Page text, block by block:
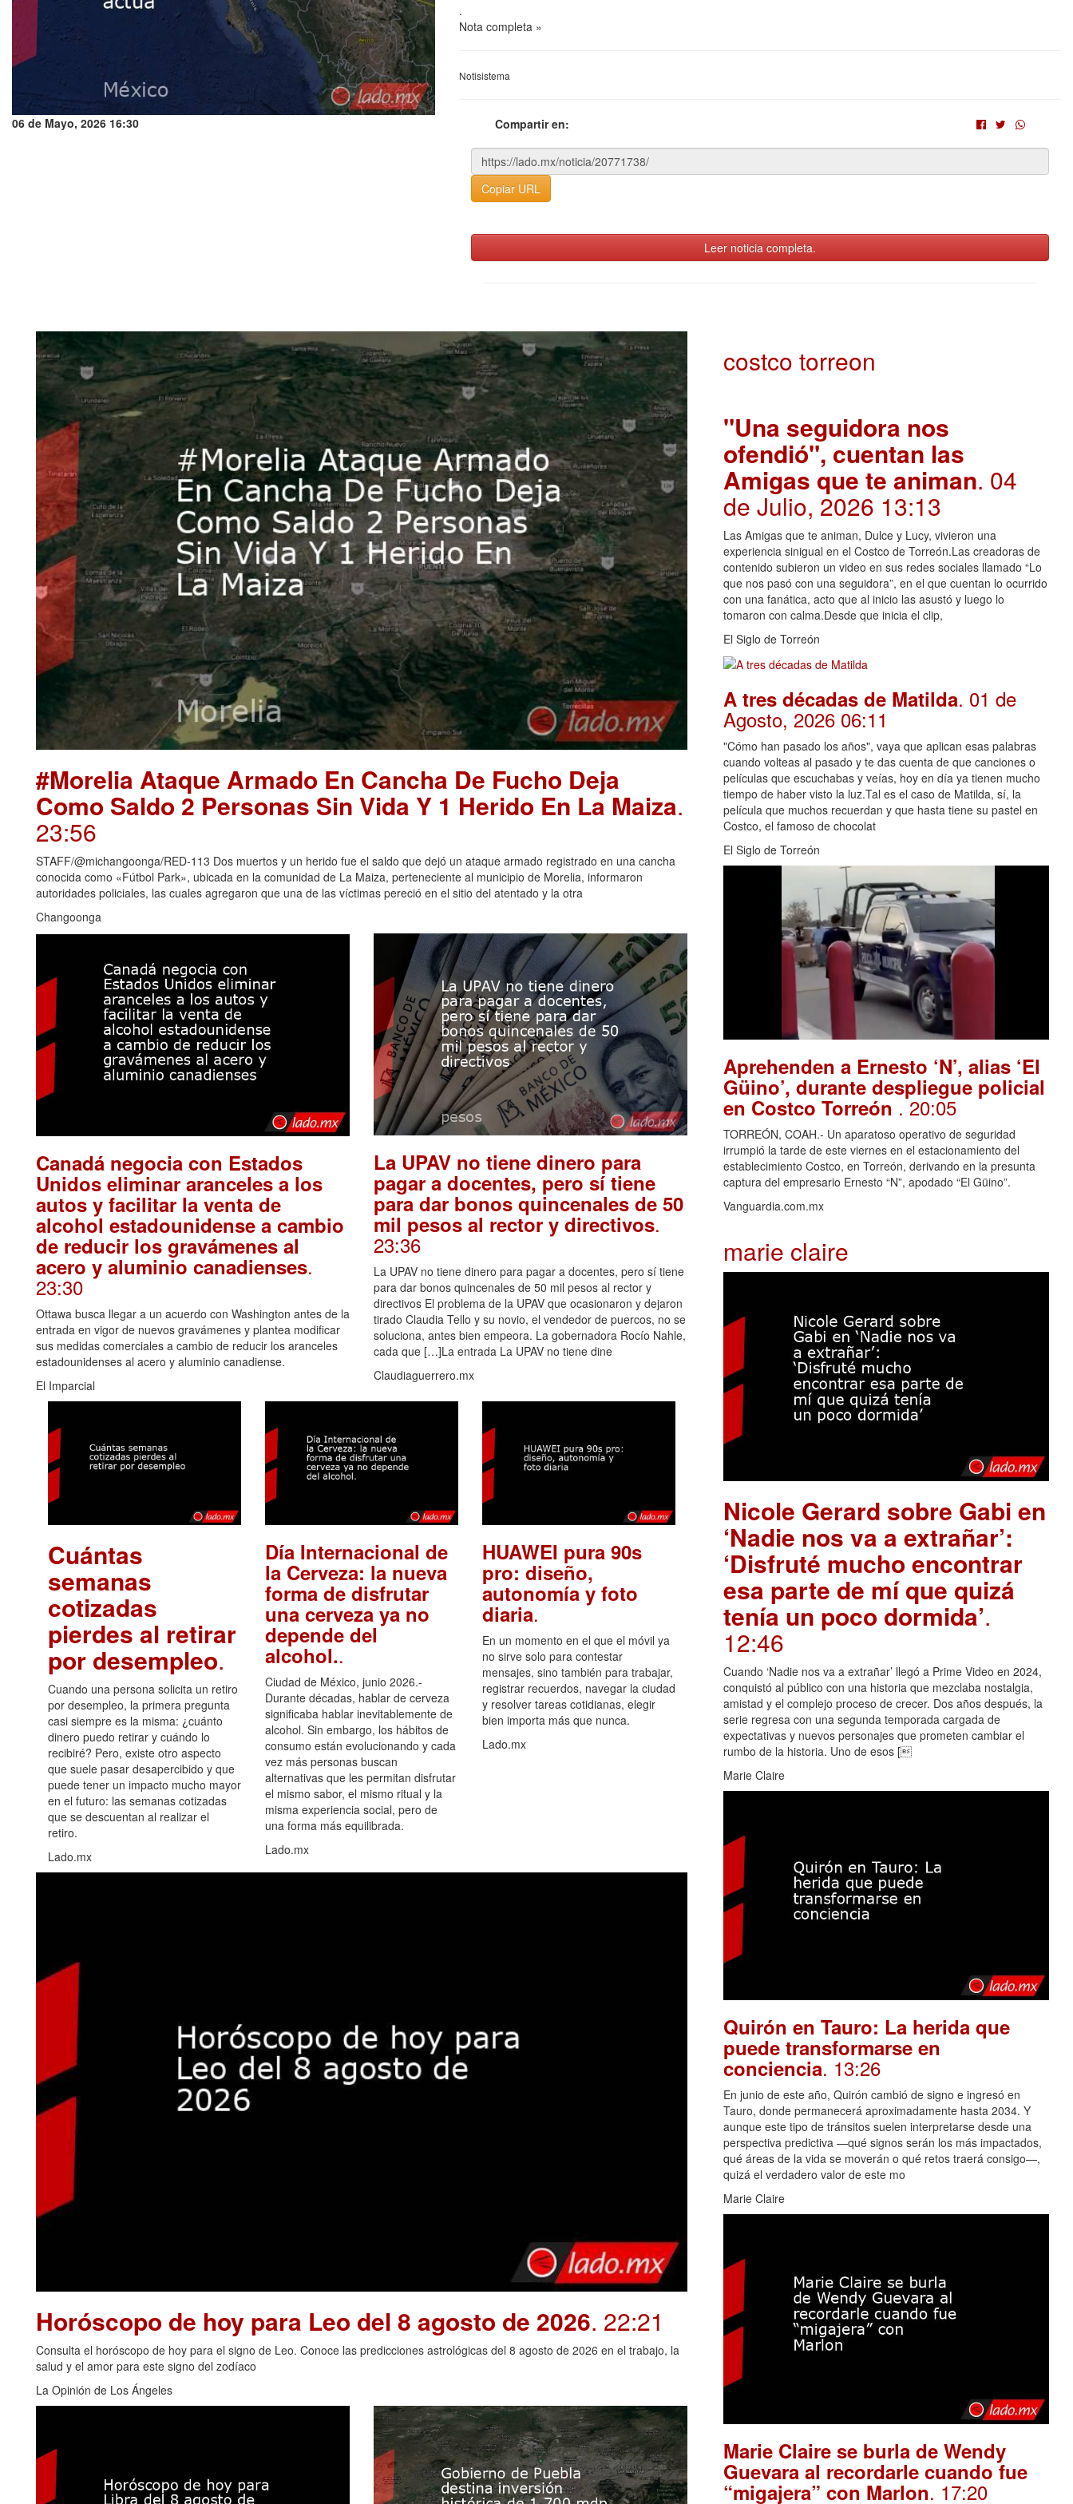
06 de Mayo, 2026 16:30
.
Nota completa »
Notisistema
Compartir en:
Copiar URL
Leer noticia completa.
#Morelia Ataque Armado En Cancha De Fucho Deja
Como Saldo 2 Personas Sin Vida Y 1 Herido En La Maiza.
23:56
STAFF/@michangoonga/RED-113 Dos muertos y un herido fue el saldo que dejó un ataque armado registrado en una cancha
conocida como «Fútbol Park», ubicada en la comunidad de La Maiza, perteneciente al municipio de Morelia, informaron
autoridades policiales, las cuales agregaron que una de las víctimas pereció en el sitio del atentado y la otra
Changoonga
Canadá negocia con Estados
Unidos eliminar aranceles a los
autos y facilitar la venta de
alcohol estadounidense a cambio
de reducir los gravámenes al
acero y aluminio canadienses.
23:30
Ottawa busca llegar a un acuerdo con Washington antes de la
entrada en vigor de nuevos gravámenes y plantea modificar
sus medidas comerciales a cambio de reducir los aranceles
estadounidenses al acero y aluminio canadiense.
El Imparcial
La UPAV no tiene dinero para
pagar a docentes, pero sí tiene
para dar bonos quincenales de 50
mil pesos al rector y directivos.
23:36
La UPAV no tiene dinero para pagar a docentes, pero sí tiene
para dar bonos quincenales de 50 mil pesos al rector y
directivos El problema de la UPAV que ocasionaron y dejaron
tirado Claudia Tello y su novio, el vendedor de puercos, no se
soluciona, antes bien empeora. La gobernadora Rocío Nahle,
cada que […]La entrada La UPAV no tiene dine
Claudiaguerrero.mx
Cuántas
semanas
cotizadas
pierdes al retirar
por desempleo.
Cuando una persona solicita un retiro
por desempleo, la primera pregunta
casi siempre es la misma: ¿cuánto
dinero puedo retirar y cuándo lo
recibiré? Pero, existe otro aspecto
que suele pasar desapercibido y que
puede tener un impacto mucho mayor
en el futuro: las semanas cotizadas
que se descuentan al realizar el
retiro.
Lado.mx
Día Internacional de
la Cerveza: la nueva
forma de disfrutar
una cerveza ya no
depende del
alcohol..
Ciudad de México, junio 2026.-
Durante décadas, hablar de cerveza
significaba hablar inevitablemente de
alcohol. Sin embargo, los hábitos de
consumo están evolucionando y cada
vez más personas buscan
alternativas que les permitan disfrutar
el mismo sabor, el mismo ritual y la
misma experiencia social, pero de
una forma más equilibrada.
Lado.mx
HUAWEI pura 90s
pro: diseño,
autonomía y foto
diaria.
En un momento en el que el móvil ya
no sirve solo para contestar
mensajes, sino también para trabajar,
registrar recuerdos, navegar la ciudad
y resolver tareas cotidianas, elegir
bien importa más que nunca.
Lado.mx
Horóscopo de hoy para Leo del 8 agosto de 2026. 22:21
Consulta el horóscopo de hoy para el signo de Leo. Conoce las predicciones astrológicas del 8 agosto de 2026 en el trabajo, la
salud y el amor para este signo del zodíaco
La Opinión de Los Ángeles
costco torreon
"Una seguidora nos
ofendió", cuentan las
Amigas que te animan. 04
de Julio, 2026 13:13
Las Amigas que te animan, Dulce y Lucy, vivieron una
experiencia sinigual en el Costco de Torreón.Las creadoras de
contenido subieron un video en sus redes sociales llamado “Lo
que nos pasó con una seguidora”, en el que cuentan lo ocurrido
con una fanática, acto que al inicio las asustó y luego lo
tomaron con calma.Desde que inicia el clip,
El Siglo de Torreón
A tres décadas de Matilda. 01 de
Agosto, 2026 06:11
"Cómo han pasado los años", vaya que aplican esas palabras
cuando volteas al pasado y te das cuenta de que canciones o
películas que escuchabas y veías, hoy en día ya tienen mucho
tiempo de haber visto la luz.Tal es el caso de Matilda, sí, la
película que muchos recuerdan y que hasta tiene su pastel en
Costco, el famoso de chocolat
El Siglo de Torreón
Aprehenden a Ernesto ‘N’, alias ‘El
Güino’, durante despliegue policial
en Costco Torreón . 20:05
TORREÓN, COAH.- Un aparatoso operativo de seguridad
irrumpió la tarde de este viernes en el estacionamiento del
establecimiento Costco, en Torreón, derivando en la presunta
captura del empresario Ernesto “N”, apodado “El Güino”.
Vanguardia.com.mx
marie claire
Nicole Gerard sobre Gabi en
‘Nadie nos va a extrañar’:
‘Disfruté mucho encontrar
esa parte de mí que quizá
tenía un poco dormida’.
12:46
Cuando ‘Nadie nos va a extrañar’ llegó a Prime Video en 2024,
conquistó al público con una historia que mezclaba nostalgia,
amistad y el complejo proceso de crecer. Dos años después, la
serie regresa con una segunda temporada cargada de
expectativas y nuevos personajes que prometen cambiar el
rumbo de la historia. Uno de esos [
Marie Claire
Quirón en Tauro: La herida que
puede transformarse en
conciencia. 13:26
En junio de este año, Quirón cambió de signo e ingresó en
Tauro, donde permanecerá aproximadamente hasta 2034. Y
aunque este tipo de tránsitos suelen interpretarse desde una
perspectiva predictiva —qué signos serán los más impactados,
qué áreas de la vida se moverán o qué retos traerá consigo—,
quizá el verdadero valor de este mo
Marie Claire
Marie Claire se burla de Wendy
Guevara al recordarle cuando fue
“migajera” con Marlon. 17:20